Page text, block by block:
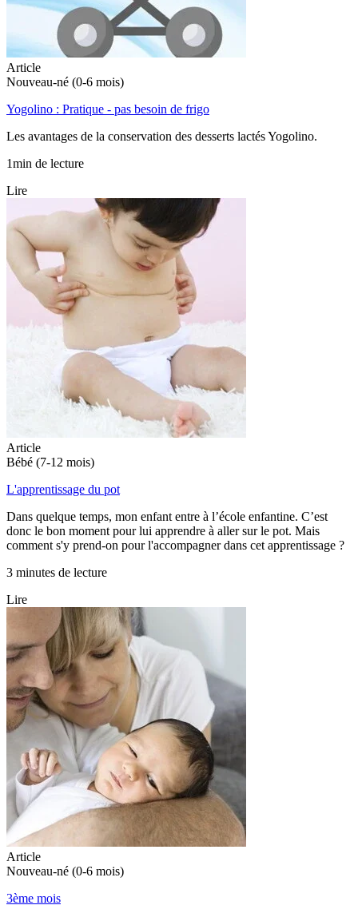
Article
Nouveau-né (0-6 mois)
Yogolino : Pratique - pas besoin de frigo
Les avantages de la conservation des desserts lactés Yogolino.
1min de lecture
Lire
Article
Bébé (7-12 mois)
L'apprentissage du pot
Dans quelque temps, mon enfant entre à l’école enfantine. C’est
donc le bon moment pour lui apprendre à aller sur le pot. Mais
comment s'y prend-on pour l'accompagner dans cet apprentissage ?
3 minutes de lecture
Lire
Article
Nouveau-né (0-6 mois)
3ème mois